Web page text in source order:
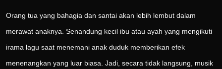
Orang tua yang bahagia dan santai akan lebih lembut dalam
merawat anaknya. Senandung kecil ibu atau ayah yang mengikuti
irama lagu saat menemani anak duduk memberikan efek
menenangkan yang luar biasa. Jadi, secara tidak langsung, musik